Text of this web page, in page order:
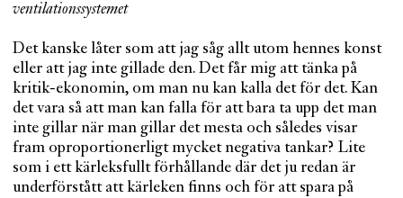
ventilationssystemet
Det kanske låter som att jag såg allt utom hennes konst
eller att jag inte gillade den. Det får mig att tänka på
kritik-ekonomin, om man nu kan kalla det för det. Kan
det vara så att man kan falla för att bara ta upp det man
inte gillar när man gillar det mesta och således visar
fram oproportionerligt mycket negativa tankar? Lite
som i ett kärleksfullt förhållande där det ju redan är
underförstått att kärleken finns och för att spara på